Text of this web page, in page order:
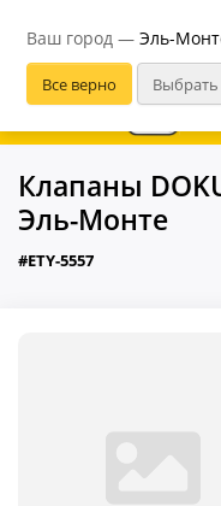
Ваш город — Эль-
В
Клапаны
Эль-Монте
#ETY-5557